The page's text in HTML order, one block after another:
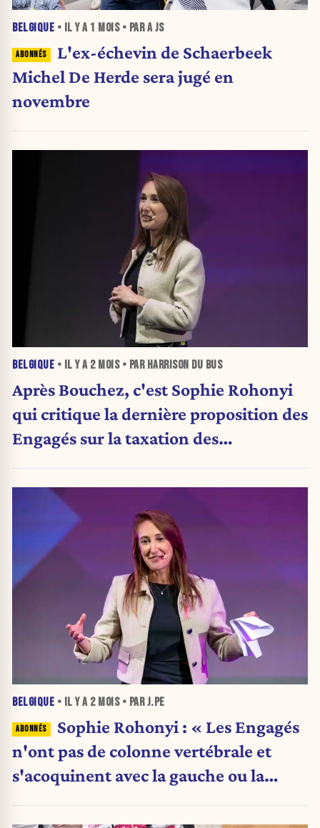
BELGIQUE • IL Y A 1 MOIS• PAR A JS
L'ex-échevin de Schaerbeek
Michel De Herde sera jugé en
novembre
BELGIQUE • IL Y A 2 MOIS• PAR HARRISON DU BUS
Après Bouchez, c'est Sophie Rohonyi
qui critique la dernière proposition des
Engagés sur la taxation des
BELGIQUE • IL Y A 2 MOIS• PAR J.PE
Sophie Rohonyi : « Les Engagés
n'ont pas de colonne vertébrale et
s'acoquinent avec la gauche ou la